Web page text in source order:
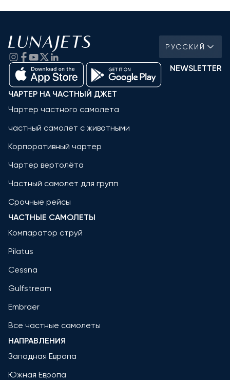
РУССКИЙ
NEWSLETTER
ЧАРТЕР НА ЧАСТНЫЙ ДЖЕТ
Чартер частного самолета
частный самолет с животными
Корпоративный чартер
Чартер вертолёта
Частный самолет для групп
Срочные рейсы
ЧАСТНЫЕ САМОЛЕТЫ
Компаратор струй
Pilatus
Cessna
Gulfstream
Embraer
Все частные самолеты
НАПРАВЛЕНИЯ
Западная Европа
Южная Европа